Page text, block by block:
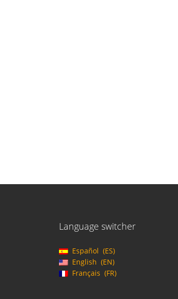
Language switcher
Español
ES
English
EN
Français
FR